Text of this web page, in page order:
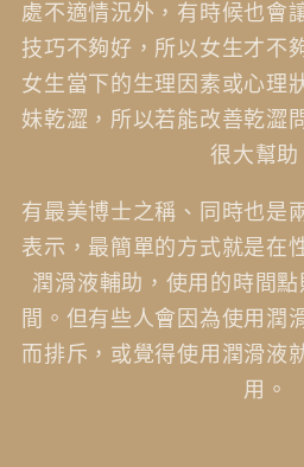
處不適情況外，有時候也會
技巧不夠好，所以女生才不
女生當下的生理因素或心理
妹乾澀，所以若能改善乾澀
很大幫助
有最美博士之稱、同時也是
表示，最簡單的方式就是在
潤滑液輔助，使用的時間
間。但有些人會因為使用潤
而排斥，或覺得使用潤滑液
用。